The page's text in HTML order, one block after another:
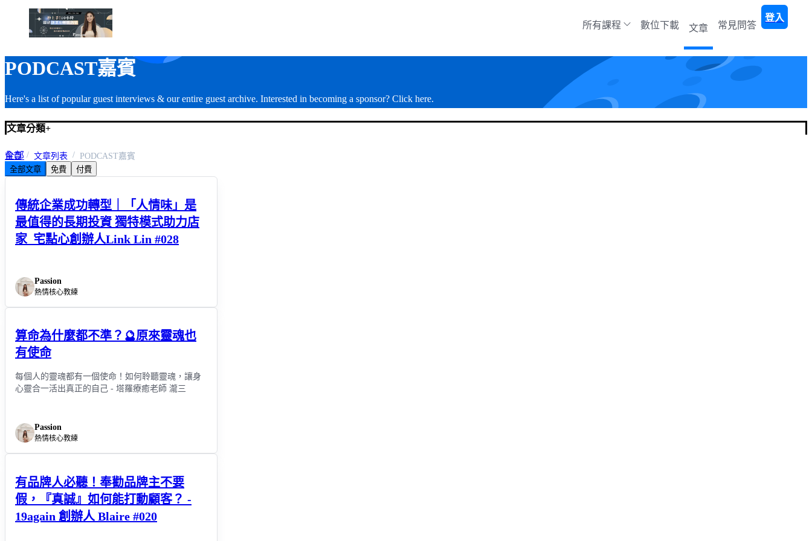
所有課程 數位下載 文章 常見問答
登入
PODCAST嘉賓
Here's a list of popular guest interviews & our entire guest archive. Interested in becoming a sponsor? Click here.
文章分類+
全部
PODCAST嘉賓
首頁 文章列表
PODCAST嘉賓
全部文章
免費 付費
傳統企業成功轉型｜「人情味」是
最值得的長期投資 獨特模式助力店
家_宅點心創辦人Link Lin #028
Passion
熱情核心教練
算命為什麼都不準？🔮原來靈魂也
有使命
每個人的靈魂都有一個使命！如何聆聽靈魂，讓身
心靈合一活出真正的自己 - 塔羅療癒老師 瀧三
Passion
熱情核心教練
有品牌人必聽！奉勸品牌主不要
假，『真誠』如何能打動顧客？ -
19again 創辦人 Blaire #020